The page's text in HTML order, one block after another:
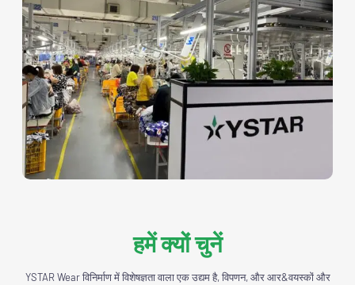
हमें क्यों चुनें
YSTAR Wear विनिर्माण में विशेषज्ञता वाला एक उद्यम है, विपणन, और आर&वयस्कों और